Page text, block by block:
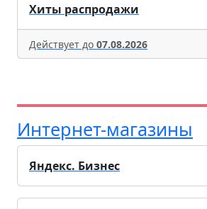
Хиты распродажи
Действует до 07.08.2026
Интернет-магазины
Яндекс. Бизнес